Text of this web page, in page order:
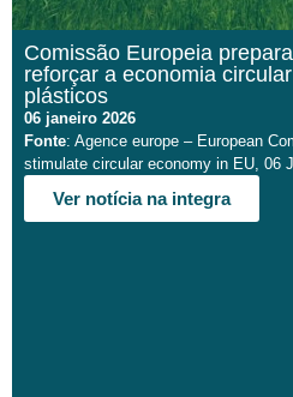
Comissão Europeia
reforçar a economia
plásticos
06 janeiro 2026
Fonte: Agence europe – European
stimulate circular economy in EU, 06
Ver notícia na integra